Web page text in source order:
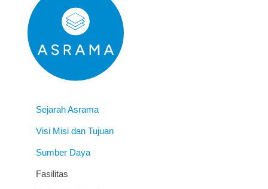
Sejarah Asrama
Visi Misi dan Tujuan
Sumber Daya
Fasilitas